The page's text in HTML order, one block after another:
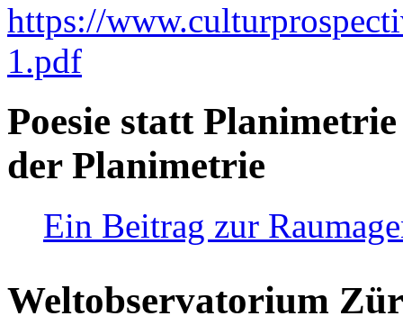
https://
1.pdf
Poesie statt
der Planimetrie
Ein Beitrag zur
Weltobservatorium